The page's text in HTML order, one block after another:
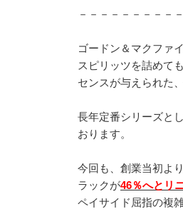
－－－－－－－－－
ゴードン＆マクファ
スピリッツを詰めて
センスが与えられた
長年定番シリーズと
おります。
今回も、創業当初よ
ラックが46％へとリ
ペイサイド屈指の複